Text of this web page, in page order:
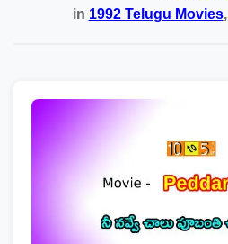
in 1992 Telugu Movies,